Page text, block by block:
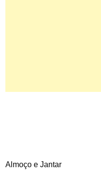
Almoço e Jantar